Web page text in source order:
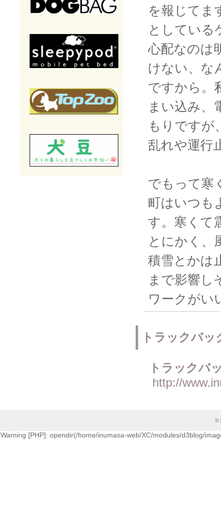
を報じてま
としている
心配なのは
けない、な
ですから。
まい込み、
もりですが
乱れや運行
でもって寒
町はいつも
す。寒くて
とにかく、
積雪とかは
まで影響し
ワークがい
トラックバッ
トラックバ
http://
©
Warning [PHP]: opendir(/home/inumasa-web/XC/modules/d3blog/